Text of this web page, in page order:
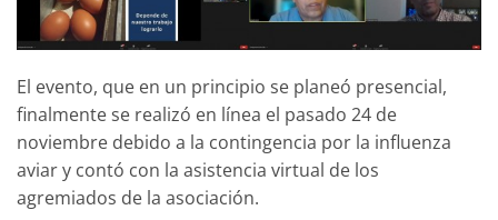
El evento, que en un principio se planeó presencial,
finalmente se realizó en línea el pasado 24 de
noviembre debido a la contingencia por la influenza
aviar y contó con la asistencia virtual de los
agremiados de la asociación.